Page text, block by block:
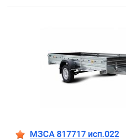
МЗСА 817717 исп.022